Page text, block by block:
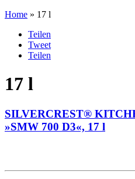
Home » 17 l
Teilen
Tweet
Teilen
17 l
SILVERCREST®
»SMW 700 D3«, 17 l